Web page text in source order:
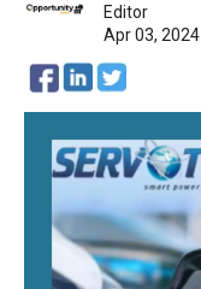
Editor
Apr 03, 2024